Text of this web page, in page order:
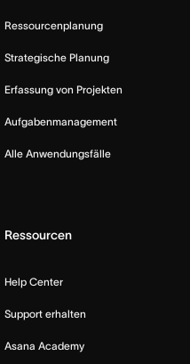
Ressourcenplanung
Strategische Planung
Erfassung von Projekten
Aufgabenmanagement
Alle Anwendungsfälle
Ressourcen
Help Center
Support erhalten
Asana Academy